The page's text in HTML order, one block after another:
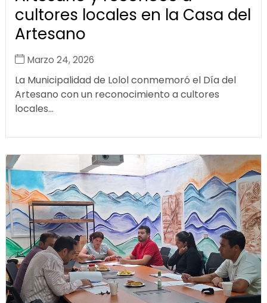
cultores locales en la Casa del
Artesano
Marzo 24, 2026
La Municipalidad de Lolol conmemoró el Día del
Artesano con un reconocimiento a cultores
locales...